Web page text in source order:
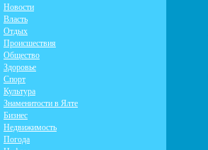
Новости
Власть
Отдых
Происшествия
Общество
Здоровье
Спорт
Культура
Знаменитости в Ялте
Бизнес
Недвижимость
Погода